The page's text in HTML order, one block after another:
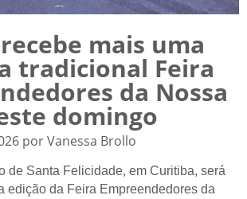
mais uma
tradicional Feira
da Nossa
domingo
por Vanessa Brollo
de Santa Felicidade, em Curitiba, será
edição da Feira Empreendedores da